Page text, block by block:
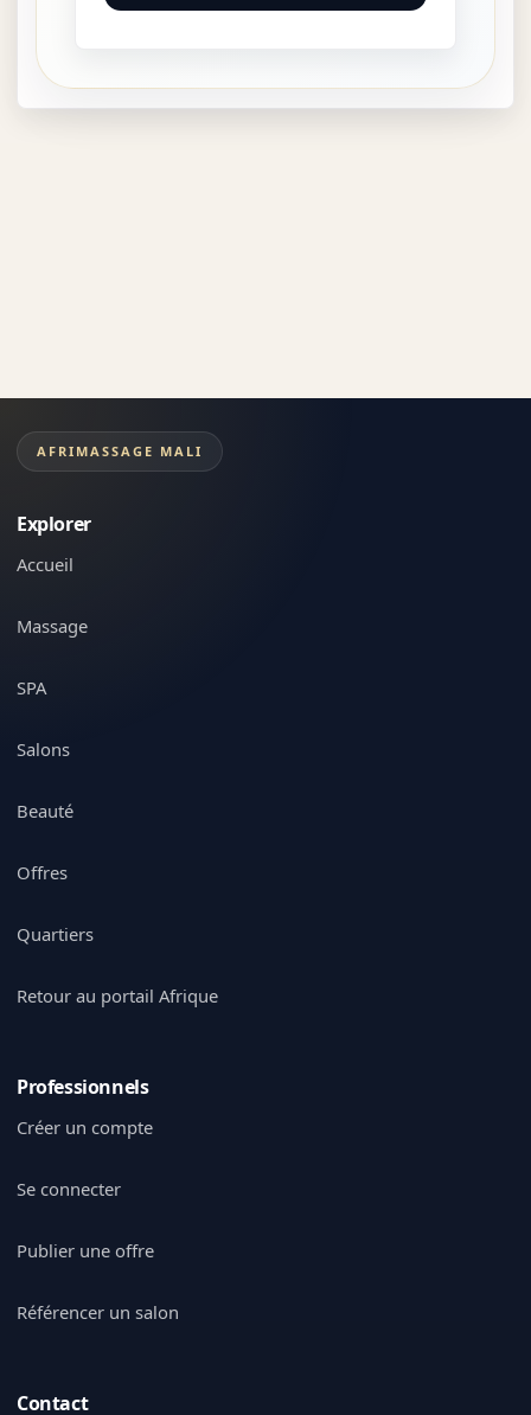
AFRIMASSAGE MALI
Explorer
Accueil
Massage
SPA
Salons
Beauté
Offres
Quartiers
Retour au portail Afrique
Professionnels
Créer un compte
Se connecter
Publier une offre
Référencer un salon
Contact